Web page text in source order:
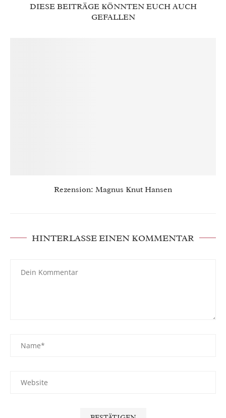
DIESE BEITRÄGE KÖNNTEN EUCH AUCH
GEFALLEN
Rezension: Magnus Knut Hansen
HINTERLASSE EINEN KOMMENTAR